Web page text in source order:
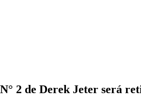
N° 2 de Derek Jeter será